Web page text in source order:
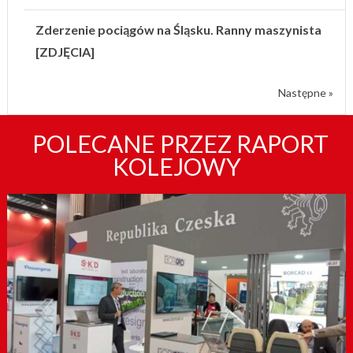
Zderzenie pociągów na Śląsku. Ranny maszynista
[ZDJĘCIA]
Następne »
POLECANE PRZEZ RAPORT
KOLEJOWY